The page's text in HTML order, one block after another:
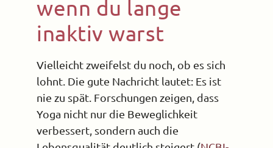
wenn du lange
inaktiv warst
Vielleicht zweifelst du noch, ob es sich
lohnt. Die gute Nachricht lautet: Es ist
nie zu spät. Forschungen zeigen, dass
Yoga nicht nur die Beweglichkeit
verbessert, sondern auch die